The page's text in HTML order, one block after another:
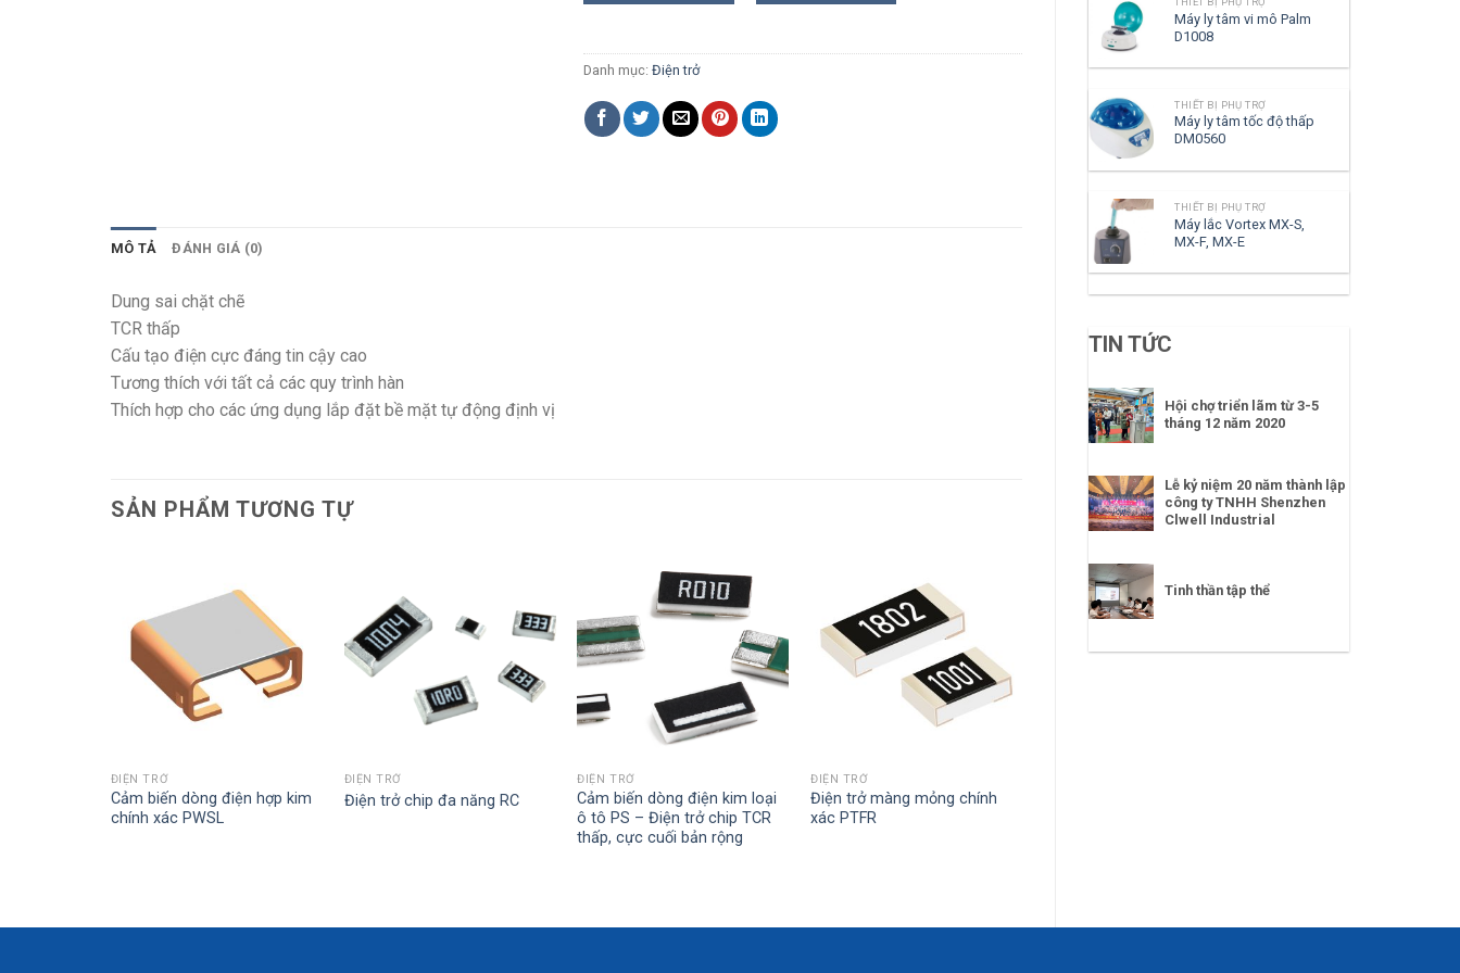
Máy ly tâm vi mô Palm
D1008
THIẾT BỊ PHỤ TRỢ
Máy ly tâm tốc độ thấp
DM0560
THIẾT BỊ PHỤ TRỢ
Máy lắc Vortex MX-S,
MX-F, MX-E
TIN TỨC
Hội chợ triển lãm từ 3-5
tháng 12 năm 2020
Lễ kỷ niệm 20 năm thành lập
công ty TNHH Shenzhen
Clwell Industrial
Tinh thần tập thể
Danh mục: Điện trở
MÔ TẢ ĐÁNH GIÁ (0)
Dung sai chặt chẽ
TCR thấp
Cấu tạo điện cực đáng tin cậy cao
Tương thích với tất cả các quy trình hàn
Thích hợp cho các ứng dụng lắp đặt bề mặt tự động định vị
SẢN PHẨM TƯƠNG TỰ
ĐIỆN TRỞ
Cảm biến dòng điện hợp kim
chính xác PWSL
ĐIỆN TRỞ
Điện trở chip đa năng RC
ĐIỆN TRỞ
Cảm biến dòng điện kim loại
ô tô PS – Điện trở chip TCR
thấp, cực cuối bản rộng
ĐIỆN TRỞ
Điện trở màng mỏng chính
xác PTFR